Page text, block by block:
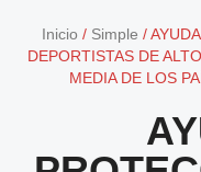
Inicio / Simple /
DEPORTISTAS DE
MEDIA DE LOS